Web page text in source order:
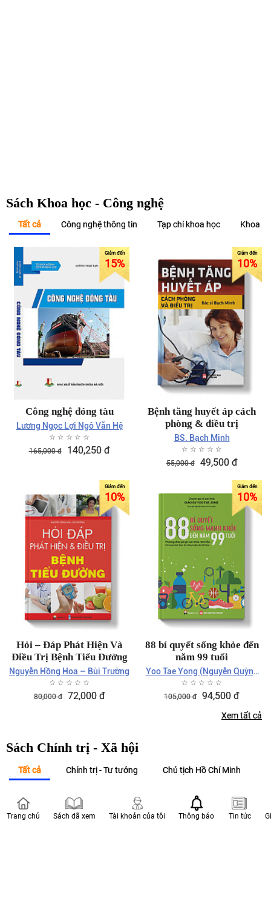
Sách Khoa học - Công nghệ
Tất cả Công nghệ thông tin Tạp chí khoa học Khoa
15%
Công nghệ đóng tàu
Lương Ngọc Lợi Ngô Văn Hệ
☆ ☆ ☆ ☆ ☆
165,000đ 140,250đ
10%
Bệnh tăng huyết áp cách
phòng & điều trị
BS. Bạch Minh
☆ ☆ ☆ ☆ ☆
55,000đ 49,500đ
10%
Hỏi – Đáp Phát Hiện Và
Điều Trị Bệnh Tiểu Đường
Nguyễn Hồng Hoa – Bùi Trường
☆ ☆ ☆ ☆ ☆
80,000đ 72,000đ
10%
88 bí quyết sống khỏe đến
năm 99 tuổi
Yoo Tae Yong (Nguyễn Quỳnh
Như Huyền dịch)
☆ ☆ ☆ ☆ ☆
105,000đ 94,500 đ
Xem tất cả
Sách Chính trị - Xã hội
Tất cả Chính trị - Tư tưởng Chủ tịch Hồ Chí Minh
15 15%
Trang chủ Sách đã xem Tài khoản của tôi Thông báo Tin tức